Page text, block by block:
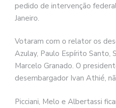
pedido de intervenção
Janeiro.
Votaram com o relator os
Azulay, Paulo Espírito Santo,
Marcelo Granado. O
desembargador Ivan Athié,
Picciani, Melo e Albertassi